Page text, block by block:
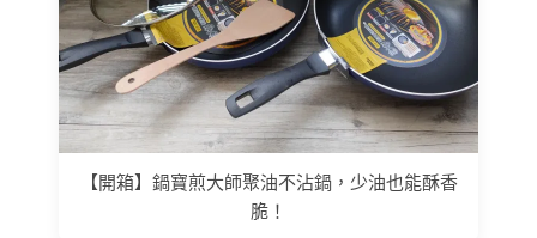
【開箱】鍋寶煎大師聚油不沾鍋，少油也能酥香
脆！